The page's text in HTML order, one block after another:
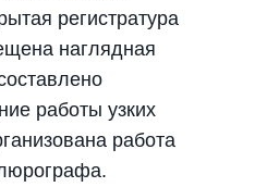
регистратура
наглядная
работы узких
работа